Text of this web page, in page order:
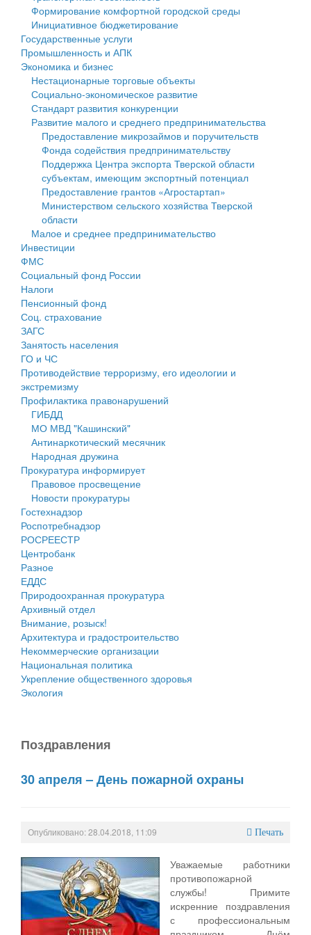
Государственные услуги
Промышленность и АПК
Экономика и бизнес
Символика
Устав
Гостям округа
Туризм
Культура
Образование
Здравоохранение
Социальная защита
Фотоальбом
муниципального округа Тверской области
Администрация Кашинского муниципального округа
Тверской области
Управление сельскими территориями
Открытые данные
Работа с обращениями граждан
Муниципальный контроль
Муниципальные услуги
Проекты административных регламентов
Антимонопольный комплаенс
Противодействие коррупции
Финансовое управление
Бюджет для граждан
Имущество
Выявление правообладателей ранее учтенных
объектов недвижимости
Имущественная поддержка субъектов малого и
среднего предпринимательства
Информационная поддержка субъектов малого и
среднего предпринимательства
Муниципальные программы
Контрольно-счетная палата
Персональные данные
Оценка регулирующего воздействия
Деятельность МУ
Нормативы градостроительного проектирования
Правила землепользования и застройки
Генеральные планы
Проекты планировки территории
Собрание депутатов
Городское поселение
Сельские поселения
Формирование комфортной городской среды
Инициативное бюджетирование
Государственные услуги
Промышленность и АПК
Экономика и бизнес
Нестационарные торговые объекты
Социально-экономическое развитие
Стандарт развития конкуренции
Развитие малого и среднего предпринимательства
Предоставление микрозаймов и поручительств
Фонда содействия предпринимательству
Поддержка Центра экспорта Тверской области
субъектам, имеющим экспортный потенциал
Предоставление грантов «Агростартап»
Министерством сельского хозяйства Тверской
области
Малое и среднее предпринимательство
Инвестиции
ФМС
Социальный фонд России
Налоги
Пенсионный фонд
Соц. страхование
ЗАГС
Занятость населения
ГО и ЧС
Противодействие терроризму, его идеологии и
экстремизму
Профилактика правонарушений
ГИБДД
МО МВД "Кашинский"
Антинаркотический месячник
Народная дружина
Прокуратура информирует
Правовое просвещение
Новости прокуратуры
Гостехнадзор
Роспотребнадзор
РОСРЕЕСТР
Центробанк
Разное
ЕДДС
Природоохранная прокуратура
Архивный отдел
Внимание, розыск!
Архитектура и градостроительство
Некоммерческие организации
Национальная политика
Укрепление общественного здоровья
Экология
Поздравления
30 апреля – День пожарной охраны
Опубликовано: 28.04.2018, 11:09 Печать
Уважаемые работники
противопожарной
службы! Примите
искренние поздравления
с профессиональным